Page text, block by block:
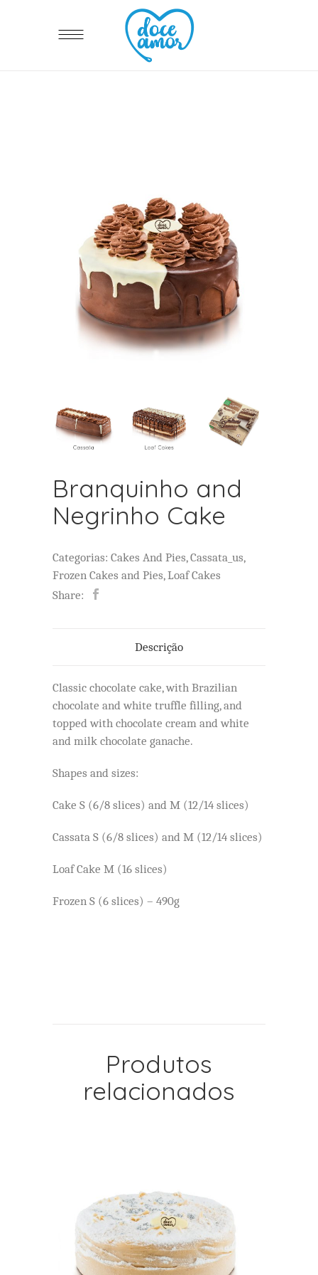
Branquinho and
Negrinho Cake
Categorias: Cakes And Pies, Cassata_us,
Frozen Cakes and Pies, Loaf Cakes
Share:
Descrição
Classic chocolate cake, with Brazilian
chocolate and white truffle filling, and
topped with chocolate cream and white
and milk chocolate ganache.
Shapes and sizes:
Cake S (6/8 slices) and M (12/14 slices)
Cassata S (6/8 slices) and M (12/14 slices)
Loaf Cake M (16 slices)
Frozen S (6 slices) – 490g
Produtos
relacionados
LEIA MAIS